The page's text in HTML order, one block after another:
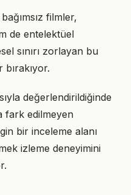
filmler,
de entelektüel
sınırı zorlayan bu
değerlendirildiğinde
fark edilmeyen
bir inceleme alanı
izleme deneyimini